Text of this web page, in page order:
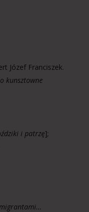
Józef Franciszek.
kunsztowne
i patrzę];